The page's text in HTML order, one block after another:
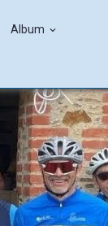
Album